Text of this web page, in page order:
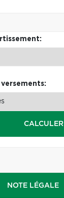
CALCULER
NOTE LÉGALE